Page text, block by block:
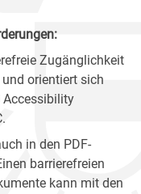
Zugänglichkeit
orientiert sich
Accessibility
in den PDF-
barrierefreien
kann mit den